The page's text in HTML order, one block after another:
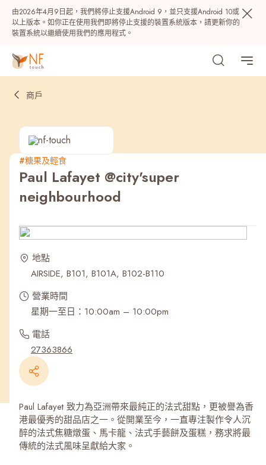
由2026年4月9日起，我們將停止支援Android 9，並只支援Android 10或
以上版本。如你正在使用我們即將停止支援的裝置系統版本，請更新你的
裝置系統以繼續使用我們的應用程式。
熱門
最近搜尋紀錄
商戶
#糖果及輕食
Paul Lafayet @city'super
neighbourhood
地點
AIRSIDE, B101, B101A, B102-B110
營業時間
星期一至日：10:00am – 10:00pm
電話
27363866
Paul Lafayet 致力為亞洲帶來最純正的法式甜點，更被譽為香
港最優秀的甜品店之一。從開業至今，一直專注製作令人沉
醉的法式焦糖燉蛋、馬卡龍、法式手藝餅及蛋糕，務求將最
傳統的法式風味呈獻給大家。